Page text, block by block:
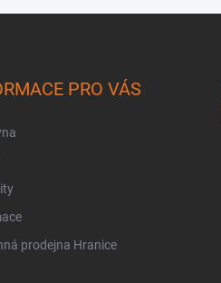
PRO VÁS
prodejna Hranice